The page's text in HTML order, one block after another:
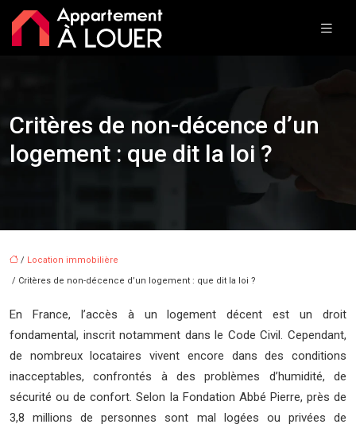
Critères de non-décence d’un
logement : que dit la loi ?
/ Location immobilière
/ Critères de non-décence d’un logement : que dit la loi ?
En France, l’accès à un logement décent est un droit
fondamental, inscrit notamment dans le Code Civil. Cependant,
de nombreux locataires vivent encore dans des conditions
inacceptables, confrontés à des problèmes d’humidité, de
sécurité ou de confort. Selon la Fondation Abbé Pierre, près de
3,8 millions de personnes sont mal logées ou privées de